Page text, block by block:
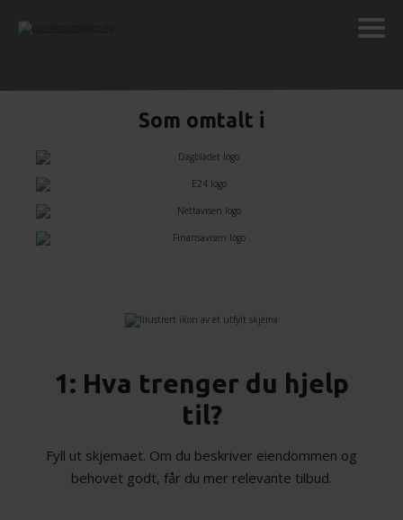
Som omtalt i
1: Hva trenger du hjelp
til?
Fyll ut skjemaet. Om du beskriver eiendommen og
behovet godt, får du mer relevante tilbud.